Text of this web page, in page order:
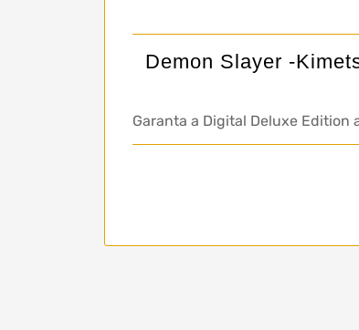
Demon Slayer -
Garanta a Digital Deluxe Edition